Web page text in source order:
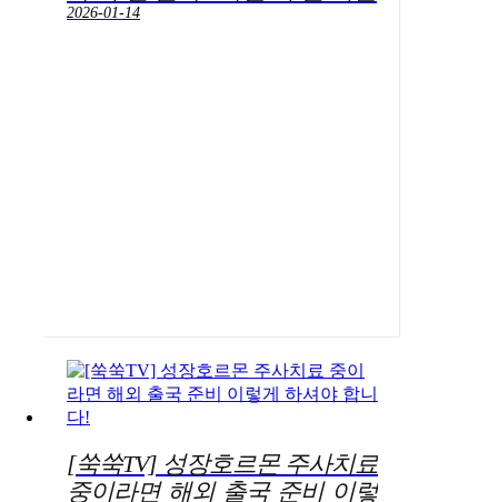
이 있습니다!
2026-01-14
[쑥쑥TV] 성장호르몬 주사치료
중이라면 해외 출국 준비 이렇